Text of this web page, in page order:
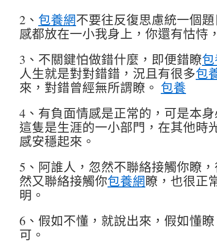
2、 包養網不要往反復思慮統一個
感都放在一小我身上，你還有怙恃
3、不關鍵怕做錯什麼，即便錯瞭
人生就是對對錯錯，況且有很多包
來，對錯曾經無所謂瞭。 包養
4、有負面情感是正常的，可是本
這隻是生涯的一小部門，在其他時
感安穩起來。
5、阿誰人，忽然不聯絡接觸你瞭
然又聯絡接觸你包養網瞭，也很正
明。
6、假如不懂，就說出來，假如懂
可。